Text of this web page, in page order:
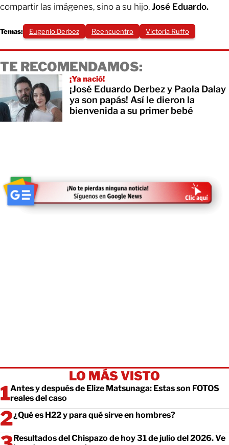
compartir las imágenes, sino a su hijo, José Eduardo.
Temas: Eugenio Derbez Reencuentro Victoria Ruffo
TE RECOMENDAMOS:
¡Ya nació!
¡José Eduardo Derbez y Paola Dalay
ya son papás! Así le dieron la
bienvenida a su primer bebé
LO MÁS VISTO
Antes y después de Elize Matsunaga: Estas son FOTOS
reales del caso
¿Qué es H22 y para qué sirve en hombres?
Resultados del Chispazo de hoy 31 de julio del 2026. Ve